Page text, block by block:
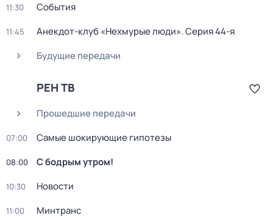
11:30 События
11:45 Анекдот-клуб «Нехмурые люди». Серия 44-я
Будущие передачи
РЕН ТВ
Прошедшие передачи
07:00 Самые шoкиpующие гипотезы
08:00 С бодрым утром!
10:30 Новости
11:00 Минтранс